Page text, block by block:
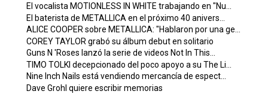
El vocalista MOTIONLESS IN WHITE trabajando en "Nu...
El baterista de METALLICA en el próximo 40 anivers...
ALICE COOPER sobre METALLICA: "Hablaron por una ge...
COREY TAYLOR grabó su álbum debut en solitario
Guns N 'Roses lanzó la serie de videos Not In This...
TIMO TOLKI decepcionado del poco apoyo a su The Li...
Nine Inch Nails está vendiendo mercancía de espect...
Dave Grohl quiere escribir memorias